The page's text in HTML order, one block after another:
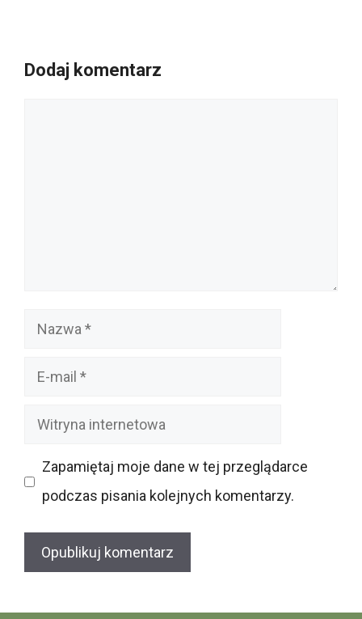
Dodaj komentarz
Nazwa
Witryna
Zapamiętaj moje dane w tej przeglądarce
podczas pisania kolejnych komentarzy.